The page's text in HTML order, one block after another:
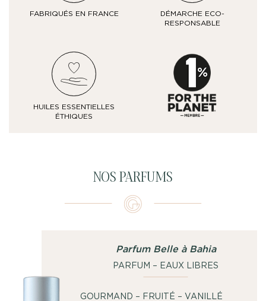
FABRIQUÉS EN FRANCE
DÉMARCHE ECO-
RESPONSABLE
HUILES ESSENTIELLES
ÉTHIQUES
NOS PARFUMS
Parfum Belle à Bahia
PARFUM – EAUX LIBRES
GOURMAND – FRUITÉ – VANILLÉ